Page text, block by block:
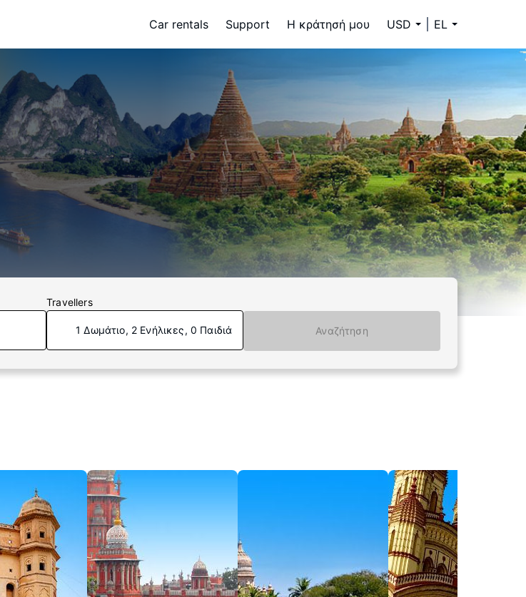
Car rentals Support Η κράτησή μου USD EL
Travellers
1 Δωμάτιο, 2 Ενήλικες, 0 Παιδιά Αναζήτηση